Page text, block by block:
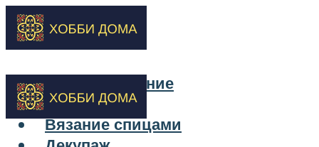
Бисероплетение
Вышивка
Вязание спицами